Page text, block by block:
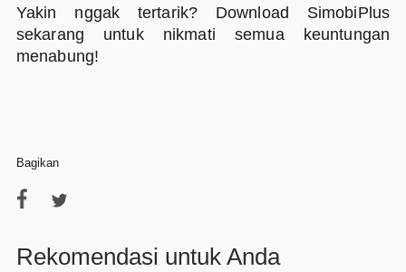
Yakin nggak tertarik? Download SimobiPlus
sekarang untuk nikmati semua keuntungan
menabung!
Bagikan
Rekomendasi untuk Anda